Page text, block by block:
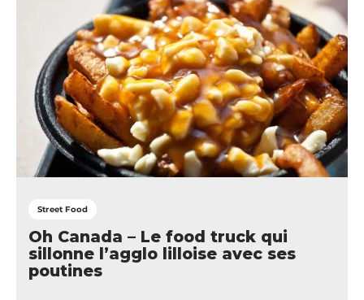
Street Food
Oh Canada – Le food truck qui
sillonne l’agglo lilloise avec ses
poutines